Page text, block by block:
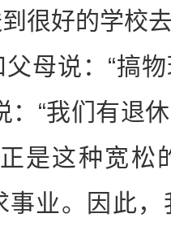
很好的学校
母说：“搞
：“我们有退
是这种宽松
事业。因此